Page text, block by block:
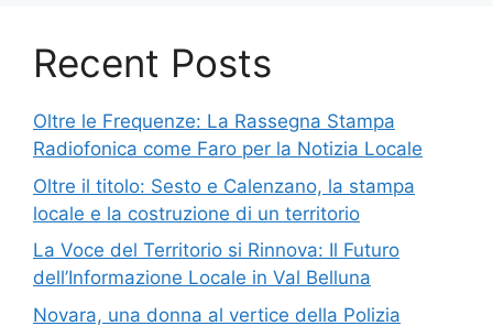
Recent Posts
Oltre le Frequenze: La Rassegna Stampa
Radiofonica come Faro per la Notizia Locale
Oltre il titolo: Sesto e Calenzano, la stampa
locale e la costruzione di un territorio
La Voce del Territorio si Rinnova: Il Futuro
dell’Informazione Locale in Val Belluna
Novara, una donna al vertice della Polizia